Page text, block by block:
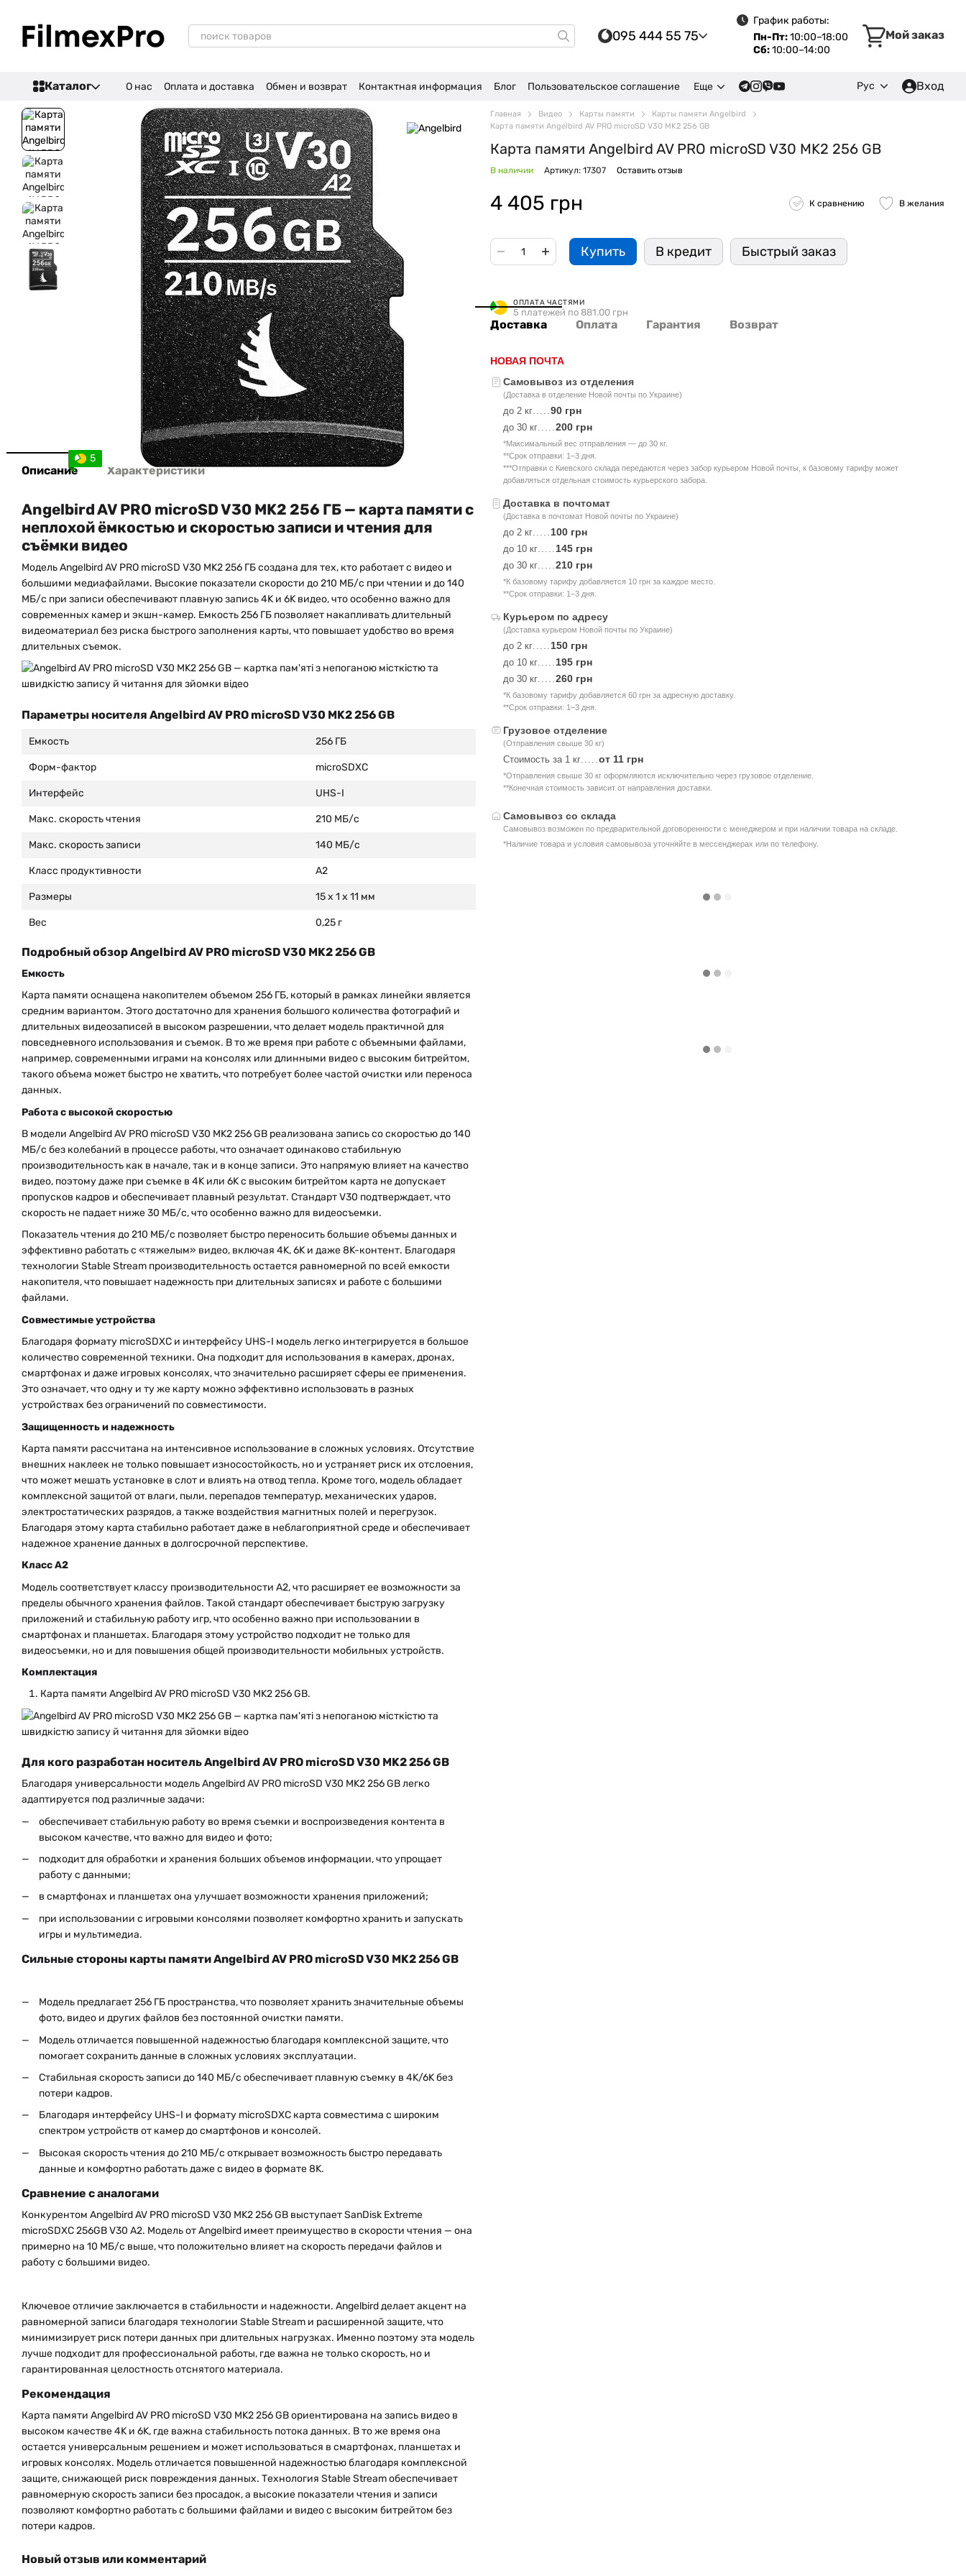
095 444 55 75
График работы:
Пн-Пт:10:00–18:00
Сб:10:00–14:00
Мой заказ
Каталог О нас Оплата и доставка Обмен и возврат Контактная информация Блог Пользовательское соглашение Еще Рус Вход
5
Описание Характеристики
Angelbird AV PRO microSD V30 MK2 256 ГБ — карта памяти с
неплохой ёмкостью и скоростью записи и чтения для
съёмки видео
Модель Angelbird AV PRO microSD V30 MK2 256 ГБ создана для тех, кто работает с видео и
большими медиафайлами. Высокие показатели скорости до 210 МБ/с при чтении и до 140
МБ/с при записи обеспечивают плавную запись 4K и 6K видео, что особенно важно для
современных камер и экшн-камер. Емкость 256 ГБ позволяет накапливать длительный
видеоматериал без риска быстрого заполнения карты, что повышает удобство во время
длительных съемок.
Параметры носителя Angelbird AV PRO microSD V30 MK2 256 GB
Емкость 256 ГБ
Форм-фактор microSDXC
Интерфейс UHS-I
Макс. скорость чтения 210 МБ/с
Макс. скорость записи 140 МБ/с
Класс продуктивности А2
Размеры 15 x 1 x 11 мм
Вес 0,25 г
Подробный обзор Angelbird AV PRO microSD V30 MK2 256 GB
Емкость
Карта памяти оснащена накопителем объемом 256 ГБ, который в рамках линейки является
средним вариантом. Этого достаточно для хранения большого количества фотографий и
длительных видеозаписей в высоком разрешении, что делает модель практичной для
повседневного использования и съемок. В то же время при работе с объемными файлами,
например, современными играми на консолях или длинными видео с высоким битрейтом,
такого объема может быстро не хватить, что потребует более частой очистки или переноса
данных.
Работа с высокой скоростью
В модели Angelbird AV PRO microSD V30 MK2 256 GB реализована запись со скоростью до 140
МБ/с без колебаний в процессе работы, что означает одинаково стабильную
производительность как в начале, так и в конце записи. Это напрямую влияет на качество
видео, поэтому даже при съемке в 4K или 6K с высоким битрейтом карта не допускает
пропусков кадров и обеспечивает плавный результат. Стандарт V30 подтверждает, что
скорость не падает ниже 30 МБ/с, что особенно важно для видеосъемки.
Показатель чтения до 210 МБ/с позволяет быстро переносить большие объемы данных и
эффективно работать с «тяжелым» видео, включая 4K, 6K и даже 8K-контент. Благодаря
технологии Stable Stream производительность остается равномерной по всей емкости
накопителя, что повышает надежность при длительных записях и работе с большими
файлами.
Совместимые устройства
Благодаря формату microSDXC и интерфейсу UHS-I модель легко интегрируется в большое
количество современной техники. Она подходит для использования в камерах, дронах,
смартфонах и даже игровых консолях, что значительно расширяет сферы ее применения.
Это означает, что одну и ту же карту можно эффективно использовать в разных
устройствах без ограничений по совместимости.
Защищенность и надежность
Карта памяти рассчитана на интенсивное использование в сложных условиях. Отсутствие
внешних наклеек не только повышает износостойкость, но и устраняет риск их отслоения,
что может мешать установке в слот и влиять на отвод тепла. Кроме того, модель обладает
комплексной защитой от влаги, пыли, перепадов температур, механических ударов,
электростатических разрядов, а также воздействия магнитных полей и перегрузок.
Благодаря этому карта стабильно работает даже в неблагоприятной среде и обеспечивает
надежное хранение данных в долгосрочной перспективе.
Класс А2
Модель соответствует классу производительности A2, что расширяет ее возможности за
пределы обычного хранения файлов. Такой стандарт обеспечивает быструю загрузку
приложений и стабильную работу игр, что особенно важно при использовании в
смартфонах и планшетах. Благодаря этому устройство подходит не только для
видеосъемки, но и для повышения общей производительности мобильных устройств.
Комплектация
Карта памяти Angelbird AV PRO microSD V30 MK2 256 GB.
Для кого разработан носитель Angelbird AV PRO microSD V30 MK2 256 GB
Благодаря универсальности модель Angelbird AV PRO microSD V30 MK2 256 GB легко
адаптируется под различные задачи:
обеспечивает стабильную работу во время съемки и воспроизведения контента в
высоком качестве, что важно для видео и фото;
подходит для обработки и хранения больших объемов информации, что упрощает
работу с данными;
в смартфонах и планшетах она улучшает возможности хранения приложений;
при использовании с игровыми консолями позволяет комфортно хранить и запускать
игры и мультимедиа.
Сильные стороны карты памяти Angelbird AV PRO microSD V30 MK2 256 GB
Модель предлагает 256 ГБ пространства, что позволяет хранить значительные объемы
фото, видео и других файлов без постоянной очистки памяти.
Модель отличается повышенной надежностью благодаря комплексной защите, что
помогает сохранить данные в сложных условиях эксплуатации.
Стабильная скорость записи до 140 МБ/с обеспечивает плавную съемку в 4K/6K без
потери кадров.
Благодаря интерфейсу UHS-I и формату microSDXC карта совместима с широким
спектром устройств от камер до смартфонов и консолей.
Высокая скорость чтения до 210 МБ/с открывает возможность быстро передавать
данные и комфортно работать даже с видео в формате 8K.
Сравнение с аналогами
Конкурентом Angelbird AV PRO microSD V30 MK2 256 GB выступает SanDisk Extreme
microSDXC 256GB V30 A2. Модель от Angelbird имеет преимущество в скорости чтения — она
примерно на 10 МБ/с выше, что положительно влияет на скорость передачи файлов и
работу с большими видео.
Ключевое отличие заключается в стабильности и надежности. Angelbird делает акцент на
равномерной записи благодаря технологии Stable Stream и расширенной защите, что
минимизирует риск потери данных при длительных нагрузках. Именно поэтому эта модель
лучше подходит для профессиональной работы, где важна не только скорость, но и
гарантированная целостность отснятого материала.
Рекомендация
Карта памяти Angelbird AV PRO microSD V30 MK2 256 GB ориентирована на запись видео в
высоком качестве 4K и 6K, где важна стабильность потока данных. В то же время она
остается универсальным решением и может использоваться в смартфонах, планшетах и
игровых консолях. Модель отличается повышенной надежностью благодаря комплексной
защите, снижающей риск повреждения данных. Технология Stable Stream обеспечивает
равномерную скорость записи без просадок, а высокие показатели чтения и записи
позволяют комфортно работать с большими файлами и видео с высоким битрейтом без
потери кадров.
Новый отзыв или комментарий
Главная Видео Карты памяти
Карты памяти Angelbird
Карта памяти Angelbird AV PRO microSD V30 MK2 256 GB
Карта памяти Angelbird AV PRO microSD V30 MK2 256 GB
В наличии Артикул: 17307 Оставить отзыв
4 405 грн К сравнению В желания
Купить В кредит Быстрый заказ
ОПЛАТА ЧАСТЯМИ
5 платежей по 881.00 грн
Доставка Оплата Гарантия Возврат
НОВАЯ ПОЧТА
Самовывоз из отделения
(Доставка в отделение Новой почты по Украине)
до 2 кг.....90 грн
до 30 кг.....200 грн
*Максимальный вес отправления — до 30 кг.
**Срок отправки: 1–3 дня.
***Отправки с Киевского склада передаются через забор курьером Новой почты, к базовому тарифу может
добавляться отдельная стоимость курьерского забора.
Доставка в почтомат
(Доставка в почтомат Новой почты по Украине)
до 2 кг..... 100 грн
до 10 кг..... 145 грн
до 30 кг.....210 грн
*К базовому тарифу добавляется 10 грн за каждое место.
**Срок отправки: 1–3 дня.
Курьером по адресу
(Доставка курьером Новой почты по Украине)
до 2 кг..... 150 грн
до 10 кг..... 195 грн
до 30 кг.....260 грн
*К базовому тарифу добавляется 60 грн за адресную доставку.
**Срок отправки: 1–3 дня.
Грузовое отделение
(Отправления свыше 30 кг)
Стоимость за 1 кг.....от 11 грн
*Отправления свыше 30 кг оформляются исключительно через грузовое отделение.
**Конечная стоимость зависит от направления доставки.
Самовывоз со склада
Самовывоз возможен по предварительной договоренности с менеджером и при наличии товара на складе.
*Наличие товара и условия самовывоза уточняйте в мессенджерах или по телефону.